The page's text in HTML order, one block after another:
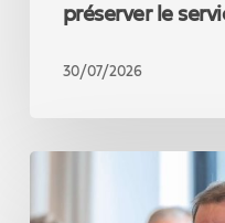
préserver le
30/07/2026
introduit